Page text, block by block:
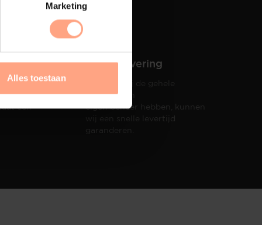
Marketing
Alles toestaan
tot
een
Snelle levering
Doordat wij de gehele
productie in
eigen beheer hebben, kunnen
wij een snelle levertijd
garanderen.